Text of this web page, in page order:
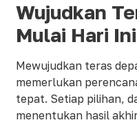
Wujudkan
Mulai Hari
Mewujudkan teras
memerlukan
tepat. Setiap pilihan,
menentukan hasil